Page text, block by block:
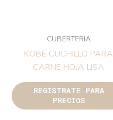
CUBERTERIA
KOBE CUCHILLO PARA
CARNE HOJA LISA
REGÍSTRATE PARA
PRECIOS